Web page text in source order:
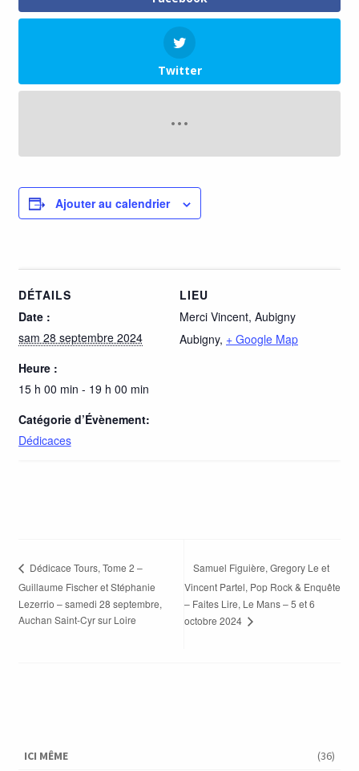
Twitter
Ajouter au calendrier
DÉTAILS
Date :
sam 28 septembre 2024
Heure :
15 h 00 min - 19 h 00 min
Catégorie d’Évènement:
Dédicaces
LIEU
Merci Vincent, Aubigny
Aubigny, + Google Map
Dédicace Tours, Tome 2 –
Guillaume Fischer et Stéphanie
Lezerrio – samedi 28 septembre,
Auchan Saint-Cyr sur Loire
Samuel Figuière, Gregory Le et
Vincent Partel, Pop Rock & Enquête
– Faites Lire, Le Mans – 5 et 6
octobre 2024
ICI MÊME
(36)